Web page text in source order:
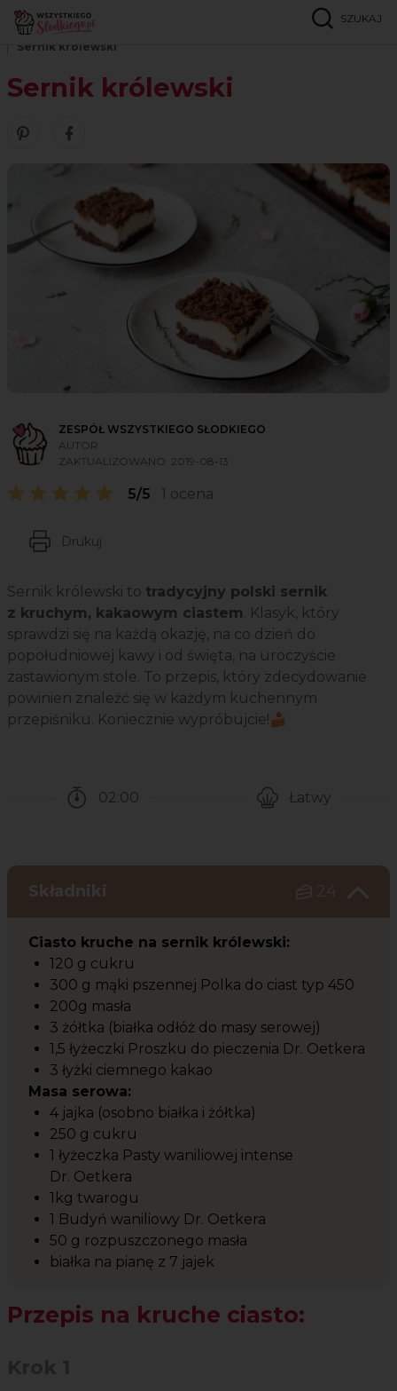
SZUKAJ
Strona główna
Sernik królewski
Sernik królewski
Zobacz nasze piny w serwisie Pinterest
Udostępnij ten przepis w serwisie Facebook
ZESPÓŁ WSZYSTKIEGO SŁODKIEGO
AUTOR
ZAKTUALIZOWANO: 2019-08-13
5/5 1 ocena
Drukuj
Sernik królewski to tradycyjny polski sernik
z kruchym, kakaowym ciastem. Klasyk, który
sprawdzi się na każdą okazję, na co dzień do
popołudniowej kawy i od święta, na uroczyście
zastawionym stole. To przepis, który zdecydowanie
powinien znaleźć się w każdym kuchennym
przepiśniku. Koniecznie wypróbujcie!🍰
02:00
Łatwy
Składniki 24
Ciasto kruche na sernik królewski:
120 g cukru
300 g mąki pszennej Polka do ciast typ 450
200g masła
3 żółtka (białka odłóż do masy serowej)
1,5 łyżeczki Proszku do pieczenia Dr. Oetkera
3 łyżki ciemnego kakao
Masa serowa:
4 jajka (osobno białka i żółtka)
250 g cukru
1 łyżeczka Pasty waniliowej intense
Dr. Oetkera
1kg twarogu
1 Budyń waniliowy Dr. Oetkera
50 g rozpuszczonego masła
białka na pianę z 7 jajek
Przepis na kruche ciasto: